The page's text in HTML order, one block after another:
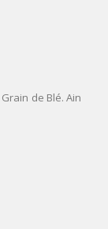
de Blé. Ain